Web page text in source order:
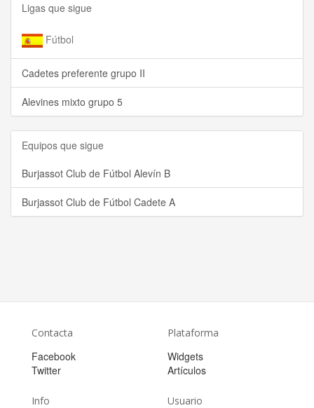
Ligas que sigue
Fútbol
Cadetes preferente grupo II
Alevines mixto grupo 5
Equipos que sigue
Burjassot Club de Fútbol Alevín B
Burjassot Club de Fútbol Cadete A
Contacta
Facebook
Twitter
Plataforma
Widgets
Artículos
Info Usuario